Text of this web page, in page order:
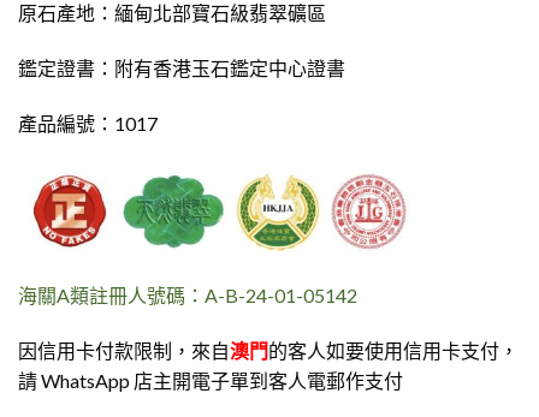
原石產地：緬甸北部寶石級翡翠礦區
鑑定證書：附有香港玉石鑑定中心證書
產品編號：1017
海關A類註冊人號碼：A-B-24-01-05142
因信用卡付款限制，來自澳門的客人如要使用信用卡支付，
請 WhatsApp 店主開電子單到客人電郵作支付